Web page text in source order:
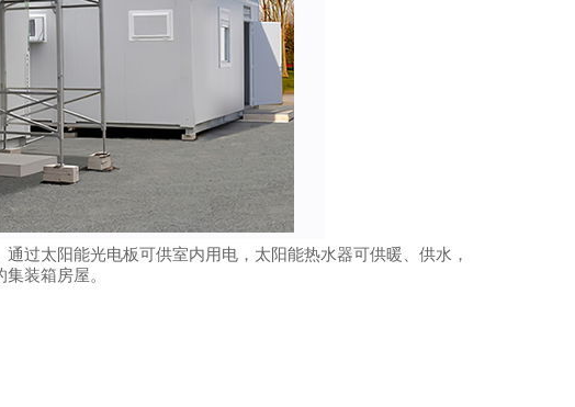
过太阳能光电板可供室内用电，太阳能热水器可供暖、供水，
装箱房屋。